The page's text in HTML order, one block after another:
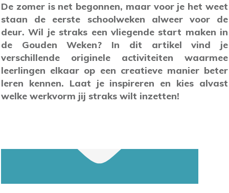
De zomer is net begonnen, maar voor je het weet
staan de eerste schoolweken alweer voor de
deur. Wil je straks een vliegende start maken in
de Gouden Weken? In dit artikel vind je
verschillende originele activiteiten waarmee
leerlingen elkaar op een creatieve manier beter
leren kennen. Laat je inspireren en kies alvast
welke werkvorm jij straks wilt inzetten!